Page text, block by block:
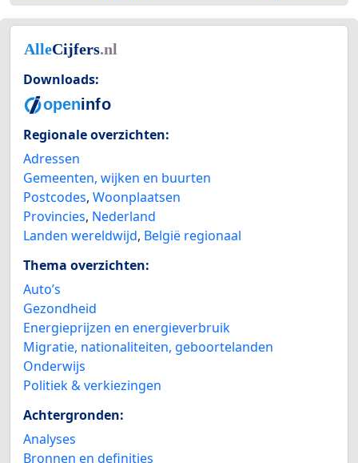
Downloads:
Regionale overzichten:
Adressen
Gemeenten, wijken en buurten
Postcodes, Woonplaatsen
Provincies, Nederland
Landen wereldwijd, België regionaal
Thema overzichten:
Auto’s
Gezondheid
Energieprijzen en energieverbruik
Migratie, nationaliteiten, geboortelanden
Onderwijs
Politiek & verkiezingen
Achtergronden:
Analyses
Bronnen en definities